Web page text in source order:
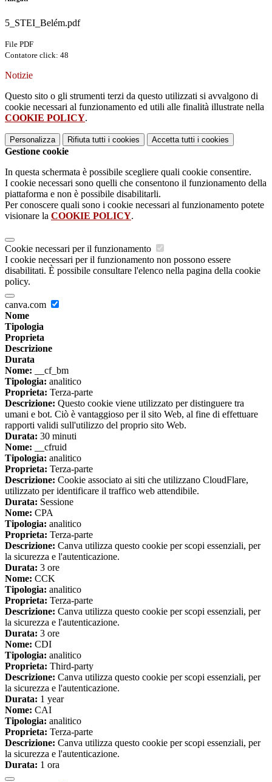
5_STEI_Belém.pdf
File PDF
Contatore click: 48
Notizie
Questo sito o gli strumenti terzi da questo utilizzati si avvalgono di
cookie necessari al funzionamento ed utili alle finalità illustrate nella
COOKIE POLICY.
Personalizza Rifiuta tutti i cookies Accetta tutti i cookies
Gestione cookie
In questa schermata è possibile scegliere quali cookie consentire.
I cookie necessari sono quelli che consentono il funzionamento della
piattaforma e non è possibile disabilitarli.
Per conoscere quali sono i cookie necessari al funzionamento potete
visionare la COOKIE POLICY.
Cookie necessari per il funzionamento
I cookie necessari per il funzionamento non possono essere
disabilitati. È possibile consultare l'elenco nella pagina della cookie
policy.
canva.com
Nome
Tipologia
Proprieta
Descrizione
Durata
Nome: __cf_bm
Tipologia: analitico
Proprieta: Terza-parte
Descrizione: Questo cookie viene utilizzato per distinguere tra
umani e bot. Ciò è vantaggioso per il sito Web, al fine di effettuare
rapporti validi sull'utilizzo del proprio sito Web.
Durata: 30 minuti
Nome: __cfruid
Tipologia: analitico
Proprieta: Terza-parte
Descrizione: Cookie associato ai siti che utilizzano CloudFlare,
utilizzato per identificare il traffico web attendibile.
Durata: Sessione
Nome: CPA
Tipologia: analitico
Proprieta: Terza-parte
Descrizione: Canva utilizza questo cookie per scopi essenziali, per
la sicurezza e l'autenticazione.
Durata: 3 ore
Nome: CCK
Tipologia: analitico
Proprieta: Terza-parte
Descrizione: Canva utilizza questo cookie per scopi essenziali, per
la sicurezza e l'autenticazione.
Durata: 3 ore
Nome: CDI
Tipologia: analitico
Proprieta: Third-party
Descrizione: Canva utilizza questo cookie per scopi essenziali, per
la sicurezza e l'autenticazione.
Durata: 1 year
Nome: CAI
Tipologia: analitico
Proprieta: Terza-parte
Descrizione: Canva utilizza questo cookie per scopi essenziali, per
la sicurezza e l'autenticazione.
Durata: 1 ora